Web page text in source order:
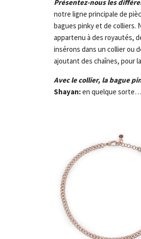
Présentez-nous les
notre ligne principale de
bagues pinky et de colliers.
appartenu à des royautés,
insérons dans un collier ou
ajoutant des chaînes, pour
Avec le collier, la bague
Shayan:en quelque